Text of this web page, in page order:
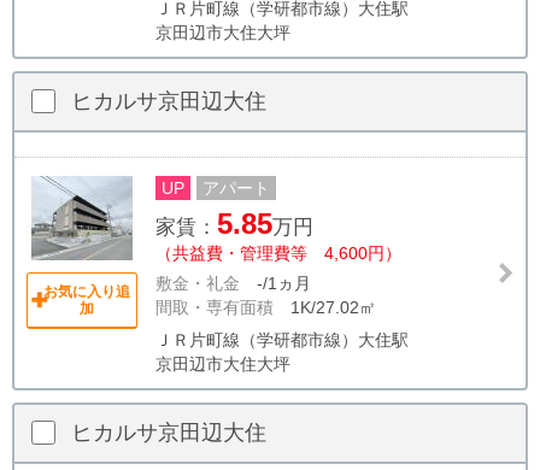
ＪＲ片町線（学研都市線）大住駅
京田辺市大住大坪
ヒカルサ京田辺大住
お気に入り追
加
UP アパート
家賃： 5.85万円
（共益費・管理費等 4,600円）
敷金・礼金 -/1ヵ月
間取・専有面積 1K/27.02㎡
ＪＲ片町線（学研都市線）大住駅
京田辺市大住大坪
ヒカルサ京田辺大住